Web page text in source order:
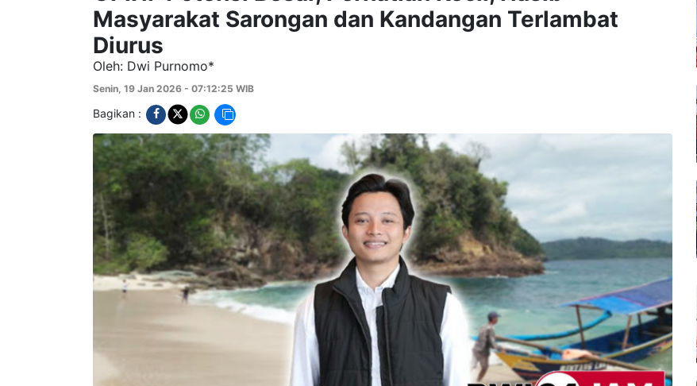
Opini Warga
OPINI: Potensi Besar, Perhatian Kecil, Nasib
Masyarakat Sarongan dan Kandangan Terlambat
Diurus
Oleh: Dwi Purnomo*
Senin, 19 Jan 2026 - 07:12:25 WIB
Bagikan :